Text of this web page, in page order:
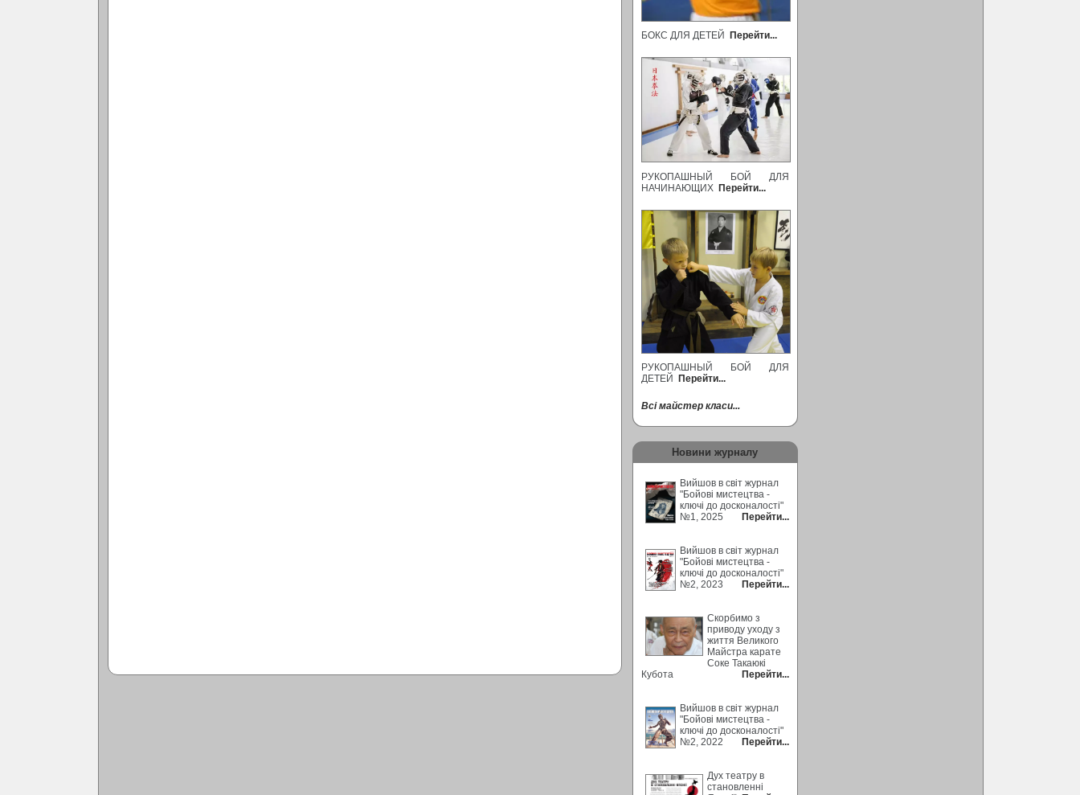
БОКС ДЛЯ ДЕТЕЙ Перейти...
РУКОПАШНЫЙ БОЙ ДЛЯ
НАЧИНАЮЩИХ Перейти...
РУКОПАШНЫЙ БОЙ ДЛЯ
ДЕТЕЙ
Перейти...
Всі майстер класи...
Новини журналу
Вийшов в світ журнал
"Бойові мистецтва -
ключі до досконалості"
№1, 2025
Перейти...
Вийшов в світ журнал
"Бойові мистецтва -
ключі до досконалості"
№2, 2023
Перейти...
Скорбимо з
приводу уходу з
життя Великого
Майстра карате
Соке Такаюкі
Кубота
Перейти...
Вийшов в світ журнал
"Бойові мистецтва -
ключі до досконалості"
№2, 2022
Перейти...
Дух театру в
становленні